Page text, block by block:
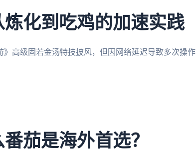
化到吃鸡的加速实践
高级固若金汤特技披风，但因网络延迟导致多次操作
茄是海外首选？